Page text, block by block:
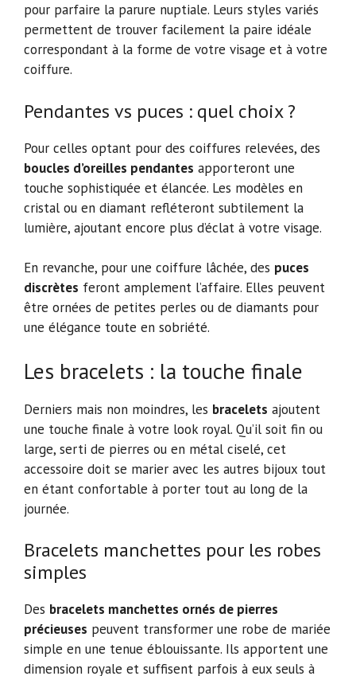
pour parfaire la parure nuptiale. Leurs styles variés
permettent de trouver facilement la paire idéale
correspondant à la forme de votre visage et à votre
coiffure.
Pendantes vs puces : quel choix ?
Pour celles optant pour des coiffures relevées, des
boucles d’oreilles pendantes apporteront une
touche sophistiquée et élancée. Les modèles en
cristal ou en diamant refléteront subtilement la
lumière, ajoutant encore plus d’éclat à votre visage.
En revanche, pour une coiffure lâchée, des puces
discrètes feront amplement l’affaire. Elles peuvent
être ornées de petites perles ou de diamants pour
une élégance toute en sobriété.
Les bracelets : la touche finale
Derniers mais non moindres, les bracelets ajoutent
une touche finale à votre look royal. Qu’il soit fin ou
large, serti de pierres ou en métal ciselé, cet
accessoire doit se marier avec les autres bijoux tout
en étant confortable à porter tout au long de la
journée.
Bracelets manchettes pour les robes
simples
Des bracelets manchettes ornés de pierres
précieuses peuvent transformer une robe de mariée
simple en une tenue éblouissante. Ils apportent une
dimension royale et suffisent parfois à eux seuls à